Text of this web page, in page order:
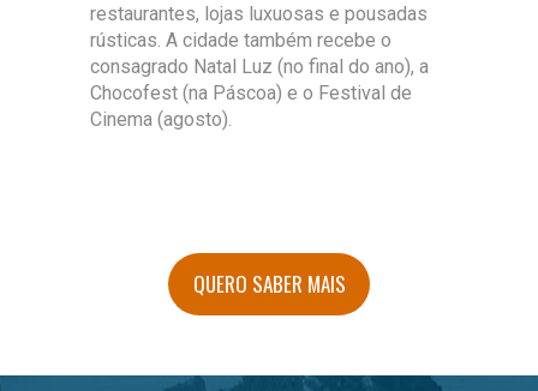
restaurantes, lojas luxuosas e pousadas
rústicas. A cidade também recebe o
consagrado Natal Luz (no final do ano), a
Chocofest (na Páscoa) e o Festival de
Cinema (agosto).
QUERO SABER MAIS